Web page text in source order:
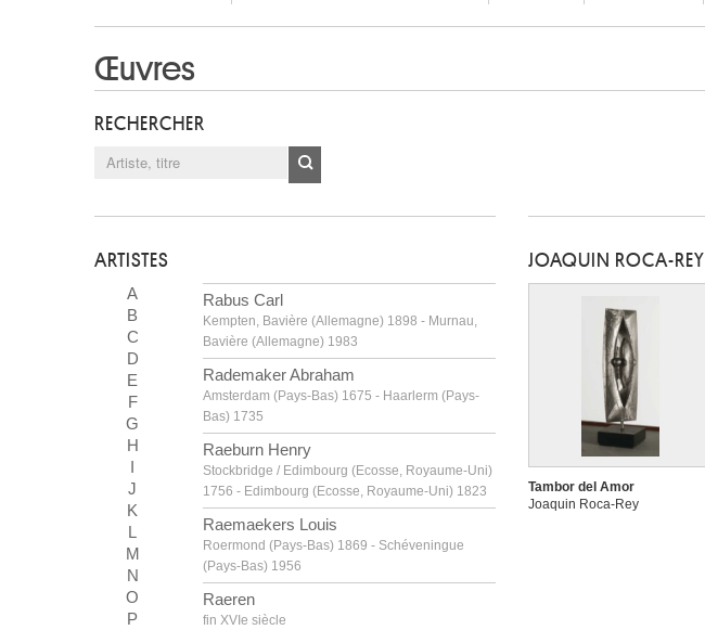
Œuvres
RECHERCHER
ARTISTES
A
B
C
D
E
F
G
H
I
J
K
L
M
N
O
P
Rabus Carl
Kempten, Bavière (Allemagne) 1898 - Murnau,
Bavière (Allemagne) 1983
Rademaker Abraham
Amsterdam (Pays-Bas) 1675 - Haarlerm (Pays-
Bas) 1735
Raeburn Henry
Stockbridge / Edimbourg (Ecosse, Royaume-Uni)
1756 - Edimbourg (Ecosse, Royaume-Uni) 1823
Raemaekers Louis
Roermond (Pays-Bas) 1869 - Schéveningue
(Pays-Bas) 1956
Raeren
fin XVIe siècle
JOAQUIN ROCA-REY
Tambor del Amor
Joaquin Roca-Rey